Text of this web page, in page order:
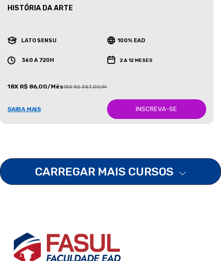
HISTÓRIA DA ARTE
LATO SENSU 100% EAD
360 A 720H 2 A 12 MESES
18X R$ 86,00/Mês18X R$ 387,00/Mês
SAIBA MAIS INSCREVA-SE
CARREGAR MAIS CURSOS